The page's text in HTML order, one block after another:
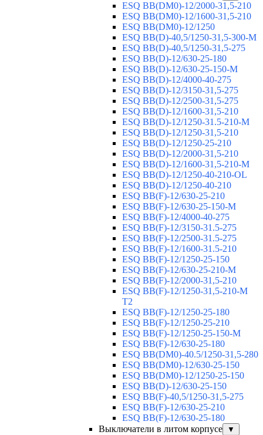
ESQ ВВ(DM0)-12/2000-31,5-210
ESQ ВВ(DM0)-12/1600-31,5-210
ESQ ВВ(DM0)-12/1250
ESQ ВВ(D)-40,5/1250-31,5-300-М
ESQ ВВ(D)-40,5/1250-31,5-275
ESQ ВВ(D)-12/630-25-180
ESQ ВВ(D)-12/630-25-150-М
ESQ ВВ(D)-12/4000-40-275
ESQ ВВ(D)-12/3150-31,5-275
ESQ ВВ(D)-12/2500-31,5-275
ESQ ВВ(D)-12/1600-31,5-210
ESQ ВВ(D)-12/1250-31.5-210-М
ESQ ВВ(D)-12/1250-31,5-210
ESQ ВВ(D)-12/1250-25-210
ESQ BB(D)-12/2000-31,5-210
ESQ BB(D)-12/1600-31,5-210-М
ESQ BB(D)-12/1250-40-210-OL
ESQ BB(D)-12/1250-40-210
ESQ ВВ(F)-12/630-25-210
ESQ ВВ(F)-12/630-25-150-М
ESQ ВВ(F)-12/4000-40-275
ESQ ВВ(F)-12/3150-31.5-275
ESQ ВВ(F)-12/2500-31.5-275
ESQ ВВ(F)-12/1600-31.5-210
ESQ ВВ(F)-12/1250-25-150
ESQ BB(F)-12/630-25-210-М
ESQ BB(F)-12/2000-31,5-210
ESQ BB(F)-12/1250-31,5-210-М
T2
ESQ BB(F)-12/1250-25-180
ESQ ВВ(F)-12/1250-25-210
ESQ ВВ(F)-12/1250-25-150-М
ESQ BB(F)-12/630-25-180
ESQ ВВ(DM0)-40.5/1250-31,5-280
ESQ ВВ(DM0)-12/630-25-150
ESQ ВВ(DM0)-12/1250-25-150
ESQ BB(D)-12/630-25-150
ESQ ВВ(F)-40,5/1250-31,5-275
ESQ ВВ(F)-12/630-25-210
ESQ ВВ(F)-12/630-25-180
Выключатели в литом корпусе
▼